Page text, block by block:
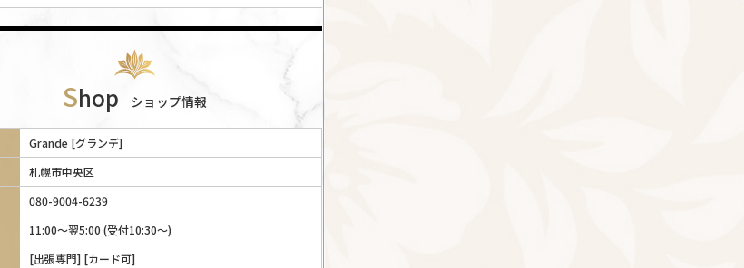
Shop ショップ情報
Grande [グランデ]
札幌市中央区
080-9004-6239
11:00～翌5:00 (受付10:30～)
[出張専門] [カード可]